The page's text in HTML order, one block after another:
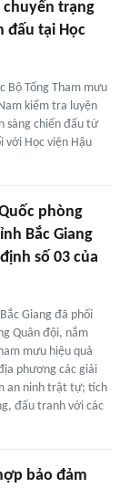
chuyển trạng
đấu tại Học
Bộ Tổng Tham mưu
kiểm tra luyện
sàng chiến đấu từ
với Học viện Hậu
phòng
Bắc Giang
số 03 của
Giang đã phối
Quân đội, nắm
mưu hiệu quả
phương các giải
an ninh trật tự; tích
đấu tranh với các
bảo đảm